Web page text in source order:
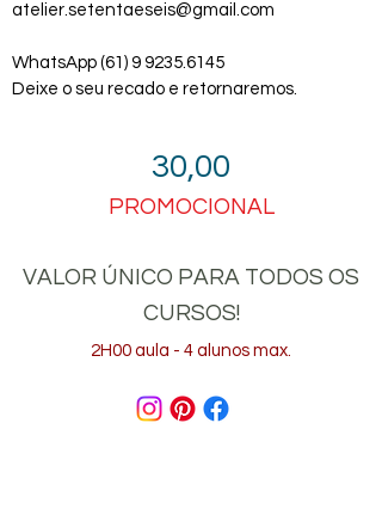
atelier.setentaeseis@gmail.com
WhatsApp (61) 9 9235.6145
Deixe o seu recado e retornaremos.
30,00
PROMOCIONAL
VALOR ÚNICO PARA TODOS OS
CURSOS!
2H00 aula - 4 alunos max.